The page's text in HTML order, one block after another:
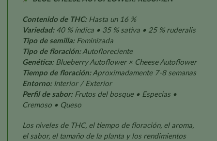
Contenido de THC:Hasta un 16 %
Variedad:40 % índica • 35 % sativa • 25 % ruderalis
Tipo de semilla:Feminizada
Tipo de floración:Autofloreciente
Genética:Blueberry Autoflower × Cheese Autoflower
Tiempo de floración:Aproximadamente 7-8 semanas
Entorno:Interior / Exterior
Perfil de sabor:Frutos del bosque • Especias •
Cremoso • Queso
Los niveles de THC, el tiempo de floración, el aroma,
el sabor, el tamaño de la planta y los rendimientos